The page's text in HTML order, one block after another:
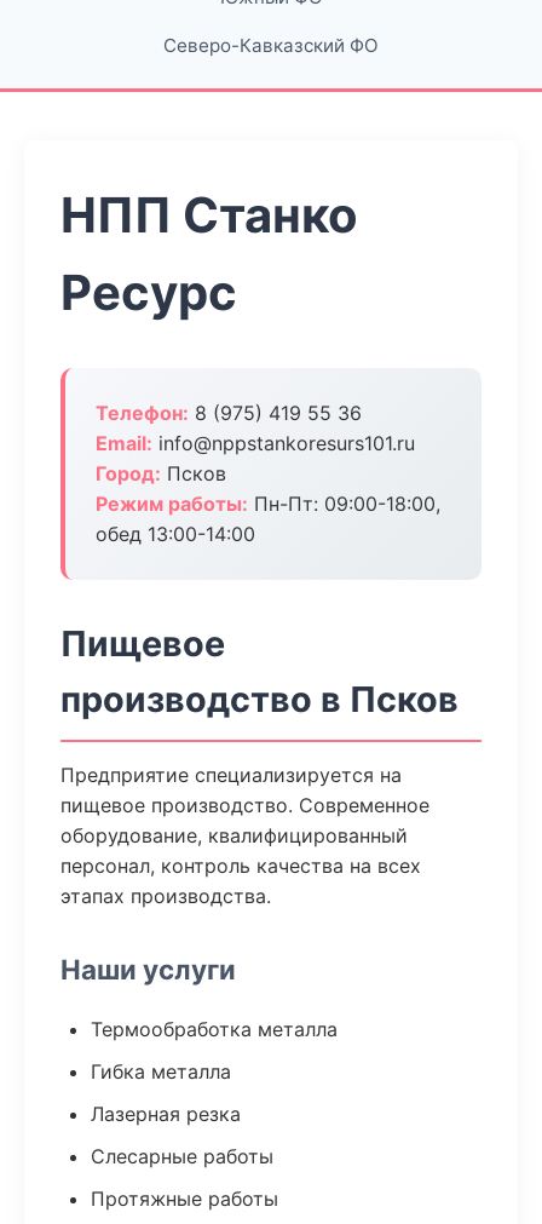
Северо-Кавказский ФО
НПП Станко
Ресурс
Телефон: 8 (975) 419 55 36
Email: info@nppstankoresurs101.ru
Город: Псков
Режим работы: Пн-Пт: 09:00-18:00,
обед 13:00-14:00
Пищевое
производство в Псков
Предприятие специализируется на
пищевое производство. Современное
оборудование, квалифицированный
персонал, контроль качества на всех
этапах производства.
Наши услуги
Термообработка металла
Гибка металла
Лазерная резка
Слесарные работы
Протяжные работы